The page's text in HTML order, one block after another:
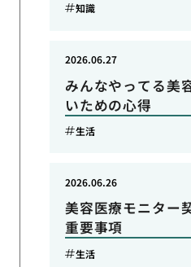
知識
みんなやってる美
いための心得
2026.06.27
生活
美容医療モニター
重要事項
2026.06.26
生活